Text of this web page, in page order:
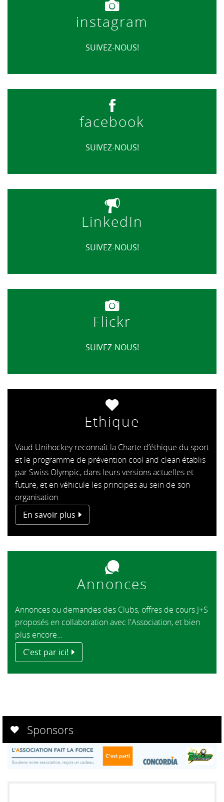
instagram
SUIVEZ-NOUS!
facebook
SUIVEZ-NOUS!
LinkedIn
SUIVEZ-NOUS!
Flickr
SUIVEZ-NOUS!
Ethique
Vaud Unihockey reconnaît la Charte d’éthique du sport
et le programme de prévention cool and clean établis
par Swiss Olympic, dans leurs versions actuelles et
future, et en véhicule les principes au sein de son
organisation.
En savoir plus
Annonces
Annonces ou demandes des Clubs, offres de cours J+S
proposés en collaboration avec l'Association, et bien
plus encore…
C'est par ici!
Sponsors